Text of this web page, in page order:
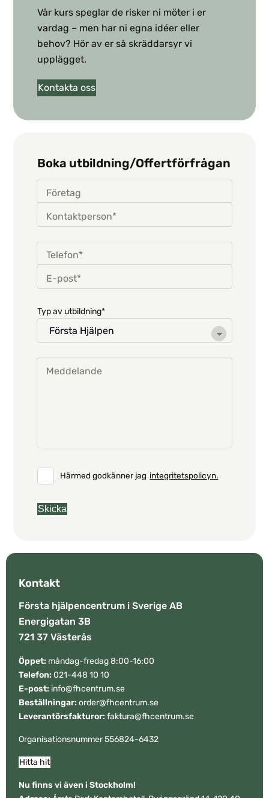
Vår kurs speglar de risker ni möter i er
vardag – men har ni egna idéer eller
behov? Hör av er så skräddarsyr vi
upplägget.
Kontakta oss
Boka utbildning/Offertförfrågan
Företag
Kontaktperson*
Telefon*
E-post*
Typ av utbildning*
Meddelande
Härmed godkänner jag integritetspolicyn.
Kontakt
Första hjälpencentrum i Sverige AB
Energigatan 3B
721 37 Västerås
Öppet: måndag-fredag 8:00-16:00
Telefon: 021-448 10 10
E-post: info@fhcentrum.se
Beställningar: order@fhcentrum.se
Leverantörsfakturor: faktura@fhcentrum.se
Organisationsnummer 556824-6432
Hitta hit
Nu finns vi även i Stockholm!